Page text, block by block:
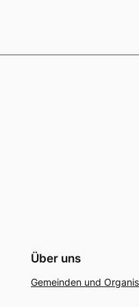
Über uns
Gemeinden und